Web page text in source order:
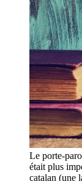
Le porte-
était plus
catalan (une